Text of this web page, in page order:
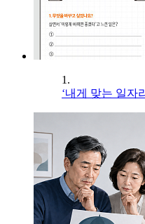
1.
‘내게 맞는 일자